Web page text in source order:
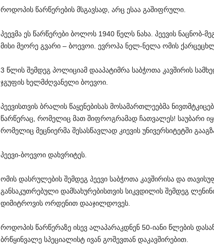
როდოპის წარწერების მსგავსად, არც ესაა გაშიფრული.
პეევმა ეს წარწერები ბოლოს 1940 წელს ნახა. პეევის ნაცნობ-
მისი მეორე გვარი – ბოევოი. ევროპა ნელ-ნელა ომის
3 წლის შემდეგ პოლიციამ დააპატიმრა საბჭოთა კავშირის
ჯგუფის ხელმძღვანელი ბოევოი.
პეევისთვის ბრალის წაყენებისას მოსამართლეებმა
წარწერაც, რომელიც მათ შიფროგრამად ჩათვალეს! საუბარი
რომელიც მეცნიერმა შესასწავლად კიევის უნივერსიტეტში
პეევი-ბოევოი დახვრიტეს.
ომის დასრულების შემდეგ პეევი საბჭოთა კავშირისა და
განსაკუთრებული დამსახურებისთვის სიკვდილის შემდეგ
დიმიტროვის ორდენით დააჯილდოვეს.
როდოპის წარწერაზე ისევ ალაპარაკდნენ 50-იანი წლების
ბრწყინვალე სპეციალისტ ივან გოშევთან დაკავშირებით.